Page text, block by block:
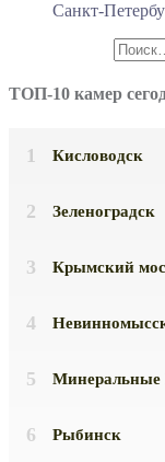
Санкт-
ТОП-10 камер
Кисловодск
Зеленоградск
Крымский
Рыбинск